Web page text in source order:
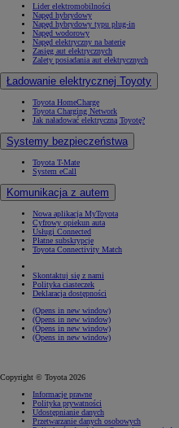
Lider elektromobilności
Napęd hybrydowy
Napęd hybrydowy typu plug-in
Napęd wodorowy
Napęd elektryczny na baterię
Zasięg aut elektrycznych
Zalety posiadania aut elektrycznych
Ładowanie elektrycznej Toyoty
Toyota HomeCharge
Toyota Charging Network
Jak naładować elektryczną Toyotę?
Systemy bezpieczeństwa
Toyota T-Mate
System eCall
Komunikacja z autem
Nowa aplikacja MyToyota
Cyfrowy opiekun auta
Usługi Connected
Płatne subskrypcje
Toyota Connectivity Match
Skontaktuj się z nami
Polityka ciasteczek
Deklaracja dostępności
(Opens in new window)
(Opens in new window)
(Opens in new window)
(Opens in new window)
Copyright © Toyota 2026
Informacje prawne
Polityka prywatności
Udostępnianie danych
Przetwarzanie danych osobowych